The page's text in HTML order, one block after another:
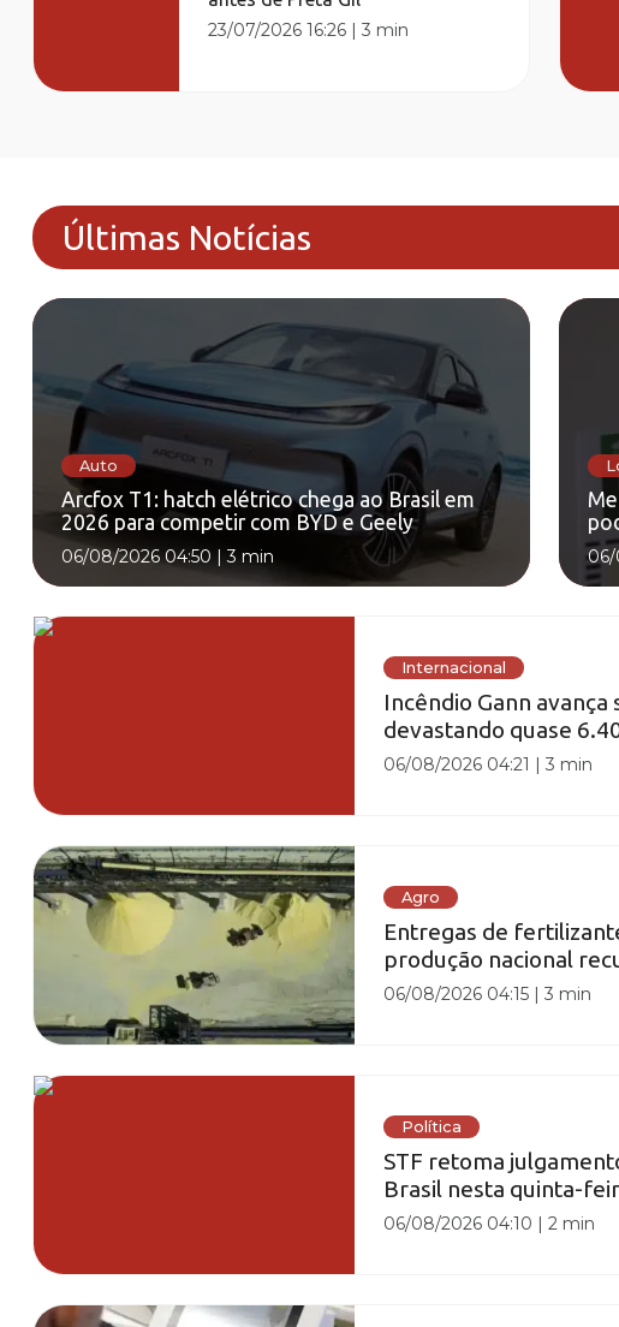
23/07/2026 16:26 |3 min
Últimas Notícias
Auto
Arcfox T1: hatch elétrico chega ao Brasil em
2026 para competir com BYD e Geely
06/08/2026 04:50 |3 min 06/
Internacional
Incêndio Gann
devastando quase
06/08/2026 04:21 |3 min
Agro
Entregas de
produção nacional
06/08/2026 04:15 |3 min
Política
STF retoma
Brasil nesta quinta-
06/08/2026 04:10 |2 min